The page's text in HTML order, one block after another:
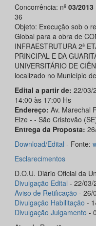
Concorrência: nº 03/2013
36
Objeto: Execução sob o
Global para a obra de
INFRAESTRUTURA 2ª
PRINCIPAL E DA
UNIVERSITÁRIO DE
localizado no Município
Edital a partir de: 22/03/
14:00 às 17:00 Hs
Endereço: Av. Marechal
Elze - - São Cristovão
Entrega da Proposta:
Download/Edital - Fonte:
Esclarecimentos
D.O.U. Diário Oficial da
Divulgação Edital - 22/03/
Aviso de Retificação - 26/
Divulgação Habilitação -
Divulgação Julgamento -